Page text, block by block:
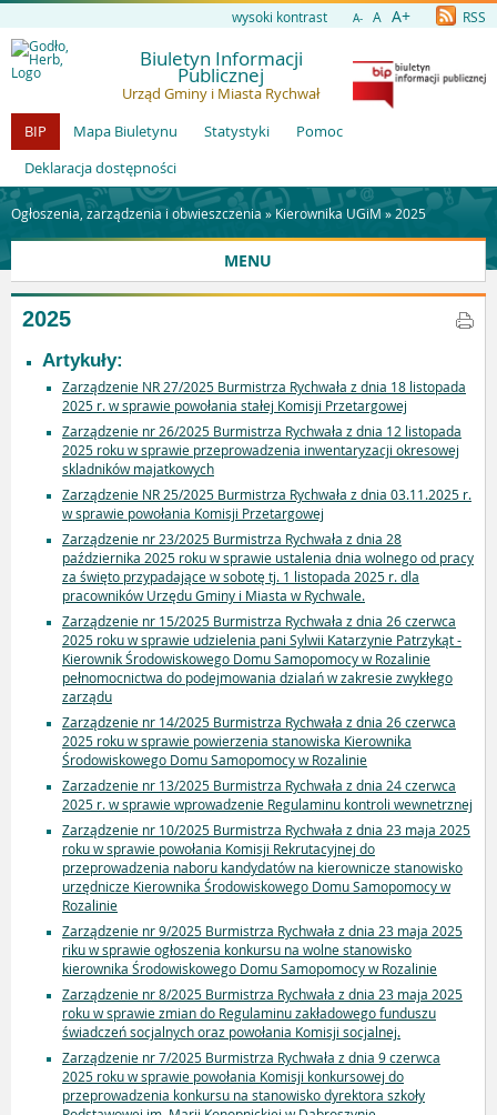
wysoki kontrast A- A A+ RSS
Biuletyn Informacji
Publicznej
Urząd Gminy i Miasta Rychwał
BIP
Mapa Biuletynu Statystyki
Pomoc
Deklaracja dostępności
Ogłoszenia, zarządzenia i obwieszczenia » Kierownika UGiM» 2025
MENU
2025
Artykuły:
Zarządzenie NR 27/2025 Burmistrza Rychwała z dnia 18 listopada
2025 r. w sprawie powołania stałej Komisji Przetargowej
Zarządzenie nr 26/2025 Burmistrza Rychwała z dnia 12 listopada
2025 roku w sprawie przeprowadzenia inwentaryzacji okresowej
skladników majatkowych
Zarządzenie NR 25/2025 Burmistrza Rychwała z dnia 03.11.2025 r.
w sprawie powołania Komisji Przetargowej
Zarządzenie nr 23/2025 Burmistrza Rychwała z dnia 28
października 2025 roku w sprawie ustalenia dnia wolnego od pracy
za święto przypadające w sobotę tj. 1 listopada 2025 r. dla
pracowników Urzędu Gminy i Miasta w Rychwale.
Zarządzenie nr 15/2025 Burmistrza Rychwała z dnia 26 czerwca
2025 roku w sprawie udzielenia pani Sylwii Katarzynie Patrzykąt -
Kierownik Środowiskowego Domu Samopomocy w Rozalinie
pełnomocnictwa do podejmowania dzialań w zakresie zwykłego
zarządu
Zarządzenie nr 14/2025 Burmistrza Rychwała z dnia 26 czerwca
2025 roku w sprawie powierzenia stanowiska Kierownika
Środowiskowego Domu Samopomocy w Rozalinie
Zarzadzenie nr 13/2025 Burmistrza Rychwała z dnia 24 czerwca
2025 r. w sprawie wprowadzenie Regulaminu kontroli wewnetrznej
Zarządzenie nr 10/2025 Burmistrza Rychwała z dnia 23 maja 2025
roku w sprawie powołania Komisji Rekrutacyjnej do
przeprowadzenia naboru kandydatów na kierownicze stanowisko
urzędnicze Kierownika Środowiskowego Domu Samopomocy w
Rozalinie
Zarządzenie nr 9/2025 Burmistrza Rychwała z dnia 23 maja 2025
riku w sprawie ogłoszenia konkursu na wolne stanowisko
kierownika Środowiskowego Domu Samopomocy w Rozalinie
Zarządzenie nr 8/2025 Burmistrza Rychwała z dnia 23 maja 2025
roku w sprawie zmian do Regulaminu zakładowego funduszu
świadczeń socjalnych oraz powołania Komisji socjalnej.
Zarządzenie nr 7/2025 Burmistrza Rychwała z dnia 9 czerwca
2025 roku w sprawie powołania Komisji konkursowej do
przeprowadzenia konkursu na stanowisko dyrektora szkoły